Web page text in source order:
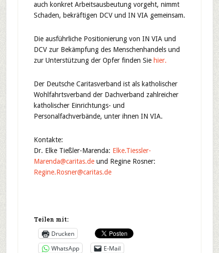
auch konkret Arbeitsausbeutung vorgeht, nimmt
Schaden, bekräftigen DCV und IN VIA gemeinsam.
Die ausführliche Positionierung von IN VIA und
DCV zur Bekämpfung des Menschenhandels und
zur Unterstützung der Opfer finden Sie hier.
Der Deutsche Caritasverband ist als katholischer
Wohlfahrtsverband der Dachverband zahlreicher
katholischer Einrichtungs- und
Personalfachverbände, unter ihnen IN VIA.
Kontakte:
Dr. Elke Tießler-Marenda: Elke.Tiessler-
Marenda@caritas.deund Regine Rosner:
Regine.Rosner@caritas.de
Teilen mit:
Drucken
WhatsApp
E-Mail